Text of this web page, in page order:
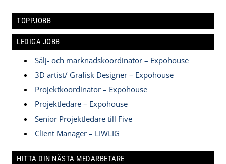
TOPPJOBB
LEDIGA JOBB
Sälj- och marknadskoordinator – Expohouse
3D artist/ Grafisk Designer – Expohouse
Projektkoordinator – Expohouse
Projektledare – Expohouse
Senior Projektledare till Five
Client Manager – LIWLIG
HITTA DIN NÄSTA MEDARBETARE